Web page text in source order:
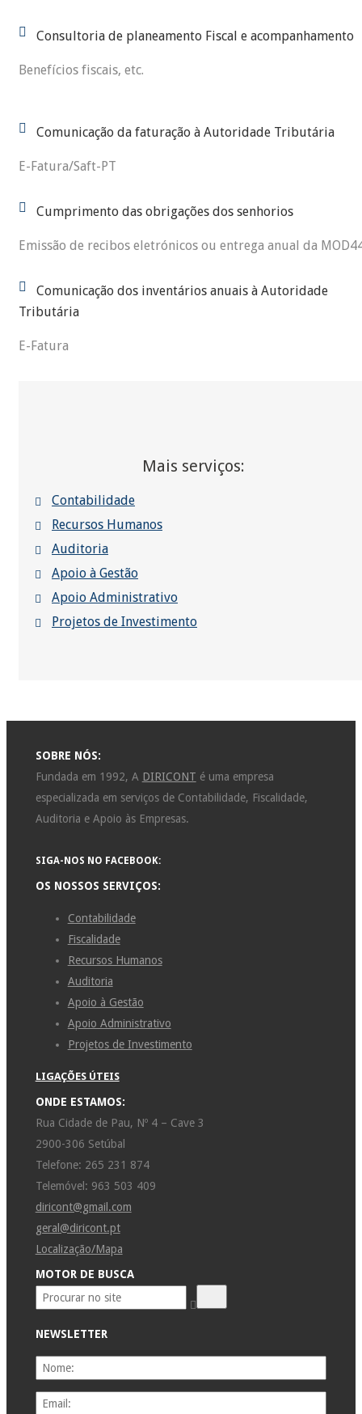
Consultoria de planeamento Fiscal e acompanhamento
Benefícios fiscais, etc.
Comunicação da faturação à Autoridade Tributária
E-Fatura/Saft-PT
Cumprimento das obrigações dos senhorios
Emissão de recibos eletrónicos ou entrega anual da
Comunicação dos inventários anuais à Autoridade
Tributária
E-Fatura
Mais serviços:
Contabilidade
Recursos Humanos
Auditoria
Apoio à Gestão
Apoio Administrativo
Projetos de Investimento
SOBRE NÓS:
Fundada em 1992, A DIRICONT é uma empresa
especializada em serviços de Contabilidade, Fiscalidade,
Auditoria e Apoio às Empresas.
SIGA-NOS NO FACEBOOK:
OS NOSSOS SERVIÇOS:
Contabilidade
Fiscalidade
Recursos Humanos
Auditoria
Apoio à Gestão
Apoio Administrativo
Projetos de Investimento
LIGAÇÕES ÚTEIS
ONDE ESTAMOS:
Rua Cidade de Pau, Nº 4 – Cave 3
2900-306 Setúbal
Telefone: 265 231 874
Telemóvel: 963 503 409
diricont@gmail.com
geral@diricont.pt
Localização/Mapa
MOTOR DE BUSCA
NEWSLETTER